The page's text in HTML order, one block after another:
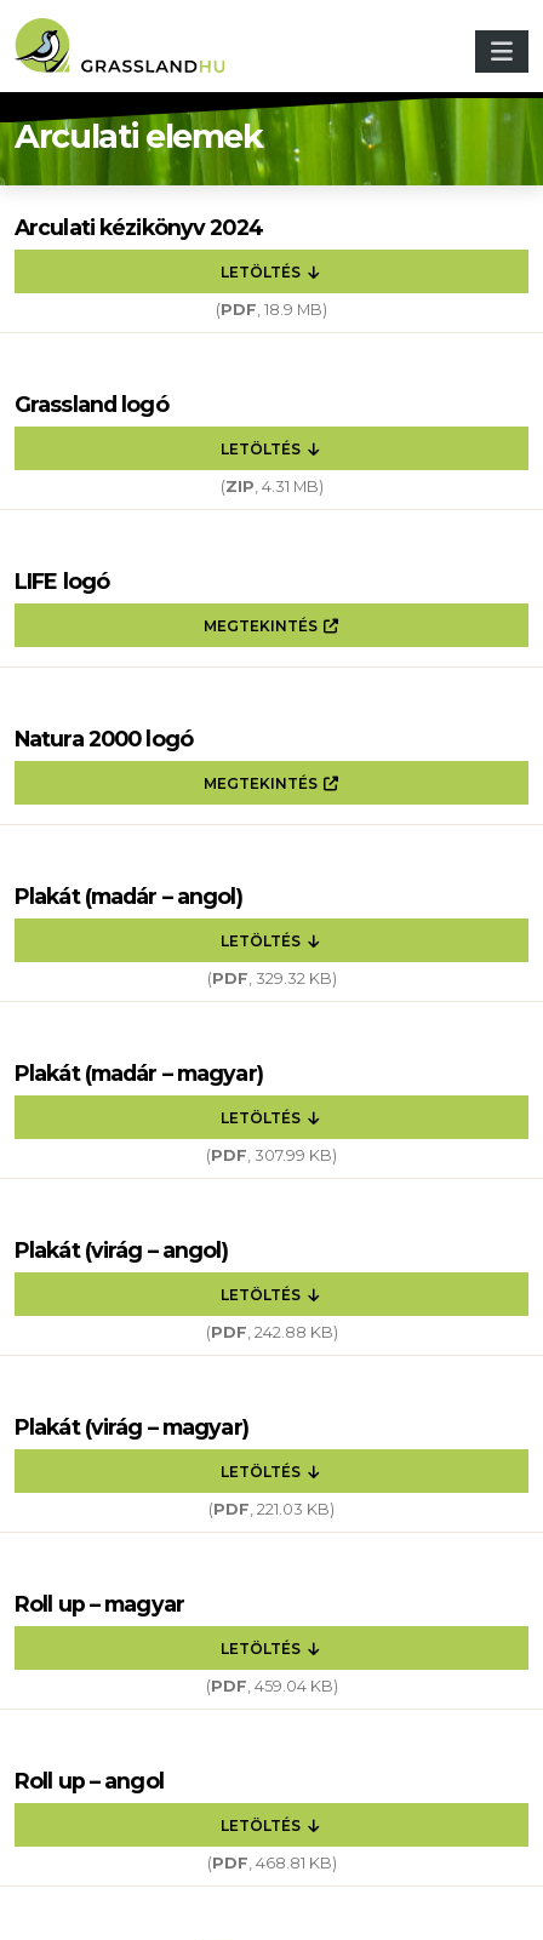
Arculati elemek
Arculati kézikönyv 2024
LETÖLTÉS
(PDF, 18.9 MB)
Grassland logó
LETÖLTÉS
(ZIP, 4.31 MB)
LIFE logó
MEGTEKINTÉS
Natura 2000 logó
MEGTEKINTÉS
Plakát (madár – angol)
LETÖLTÉS
(PDF, 329.32 KB)
Plakát (madár – magyar)
LETÖLTÉS
(PDF, 307.99 KB)
Plakát (virág – angol)
LETÖLTÉS
(PDF, 242.88 KB)
Plakát (virág – magyar)
LETÖLTÉS
(PDF, 221.03 KB)
Roll up – magyar
LETÖLTÉS
(PDF, 459.04 KB)
Roll up – angol
LETÖLTÉS
(PDF, 468.81 KB)